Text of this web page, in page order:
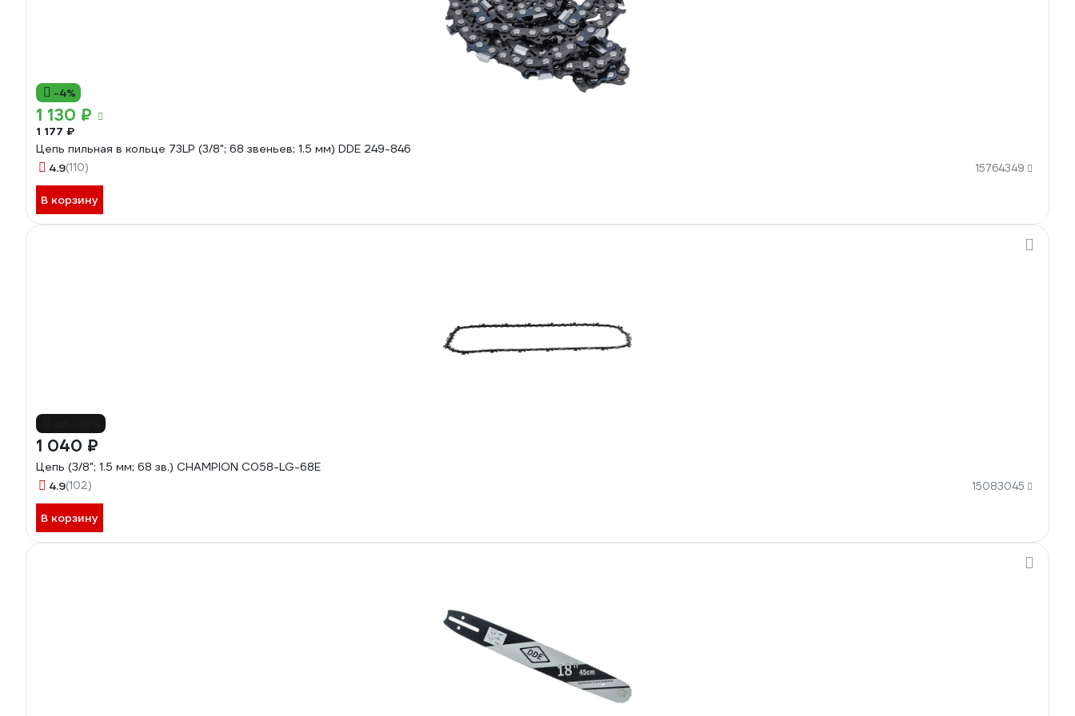
-4%
1 130 ₽
1 177 ₽
Цепь пильная в кольце 73LP (3/8"; 68 звеньев; 1.5 мм) DDE 249-846
4.9(110) 15764349
В корзину
1 040 ₽
Цепь (3/8"; 1.5 мм; 68 зв.) CHAMPION C058-LG-68E
4.9(102) 15083045
В корзину